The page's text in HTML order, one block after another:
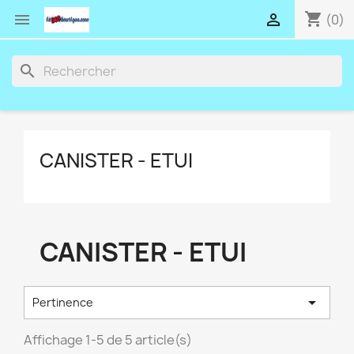
 shopping_cart (0)

search
CANISTER - ETUI
CANISTER - ETUI
Pertinence 
Affichage 1-5 de 5 article(s)